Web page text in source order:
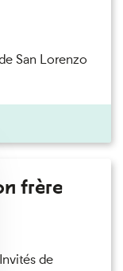
San Lorenzo
frère
de
le